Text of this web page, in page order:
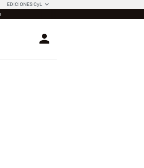
EDICIONES CyL
Login